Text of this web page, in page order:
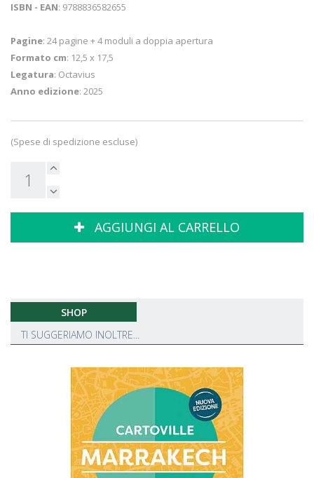
ISBN - EAN: 9788836582655
Pagine: 24 pagine + 4 moduli a doppia apertura
Formato cm: 12,5 x 17,5
Legatura: Octavius
Anno edizione: 2025
(Spese di spedizione escluse)
AGGIUNGI AL CARRELLO
SHOP
TI SUGGERIAMO INOLTRE...